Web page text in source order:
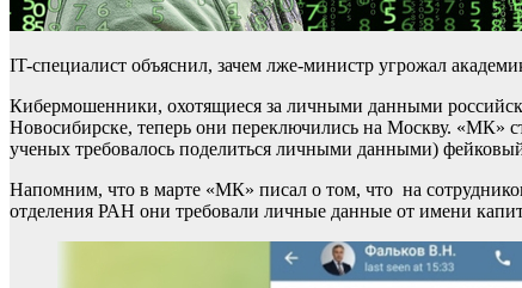
IT-специалист объяснил, зачем лже-министр угрожал
Кибермошенники, охотящиеся за личными данными
Новосибирске, теперь они переключились на Москву. «МК»
ученых требовалось поделиться личными данными)
Напомним, что в марте «МК» писал о том, что на
отделения РАН они требовали личные данные от имени